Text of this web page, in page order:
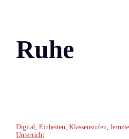
Ruhe
Digital Einheiten Klassenstufen
Unterricht